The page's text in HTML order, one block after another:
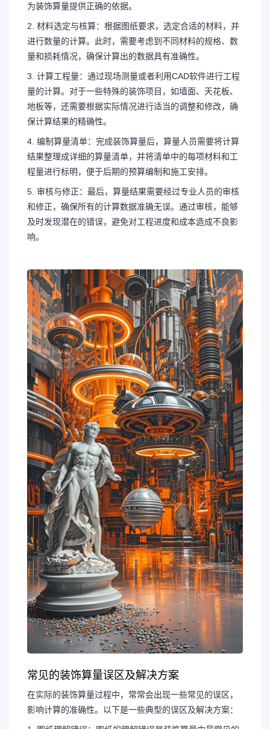
为装饰算量提供正确的依据。
2. 材料选定与核算：根据图纸要求，选定合适的材料，并
进行数量的计算。此时，需要考虑到不同材料的规格、数
量和损耗情况，确保计算出的数据具有准确性。
3. 计算工程量：通过现场测量或者利用CAD软件进行工程
量的计算。对于一些特殊的装饰项目，如墙面、天花板、
地板等，还需要根据实际情况进行适当的调整和修改，确
保计算结果的精确性。
4. 编制算量清单：完成装饰算量后，算量人员需要将计算
结果整理成详细的算量清单，并将清单中的每项材料和工
程量进行标明，便于后期的预算编制和施工安排。
5. 审核与修正：最后，算量结果需要经过专业人员的审核
和修正，确保所有的计算数据准确无误。通过审核，能够
及时发现潜在的错误，避免对工程进度和成本造成不良影
响。
常见的装饰算量误区及解决方案
在实际的装饰算量过程中，常常会出现一些常见的误区，
影响计算的准确性。以下是一些典型的误区及解决方案：